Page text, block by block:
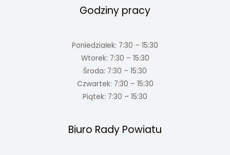
Godziny pracy
Poniedziałek: 7:30 – 15:30
Wtorek: 7:30 – 15:30
Środa: 7:30 – 15:30
Czwartek: 7:30 – 15:30
Piątek: 7:30 – 15:30
Biuro Rady Powiatu